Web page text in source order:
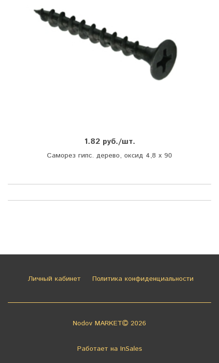
1.82 руб./шт.
Саморез гипс. дерево, оксид 4,8 х 90
Личный кабинет Политика конфиденциальности
Nodov MARKET 2026
Работает на InSales